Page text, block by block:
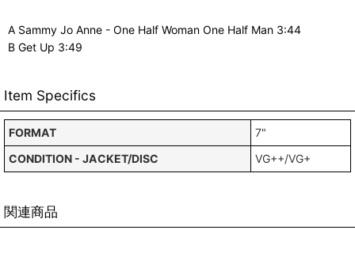
A Sammy Jo Anne - One Half Woman One Half Man 3:44
B Get Up 3:49
Item Specifics
FORMAT
7"
CONDITION - JACKET/DISC
VG++/VG+
関連商品